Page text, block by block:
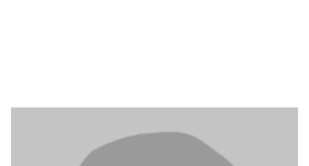
andet end skønmaleri.« – *****Kristeligt Dagblad
»Uendeligt fascinerende. « – ******
»Fantastiske noveller. « – Weekendavisen